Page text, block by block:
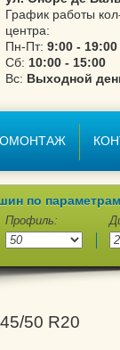
График работы
центра:
Пн-Пт: 9:00 - 19:00
Сб: 10:00 - 15:00
Вс: Выходной
по параметрам
Профиль:
50 R20